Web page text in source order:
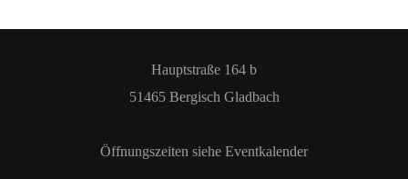
Hauptstraße 164 b
51465 Bergisch Gladbach
Öffnungszeiten siehe Eventkalender